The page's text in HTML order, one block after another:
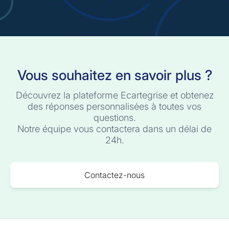
Vous souhaitez en savoir plus ?
Découvrez la plateforme Ecartegrise et obtenez
des réponses personnalisées à toutes vos
questions.
Notre équipe vous contactera dans un délai de
24h.
Contactez-nous